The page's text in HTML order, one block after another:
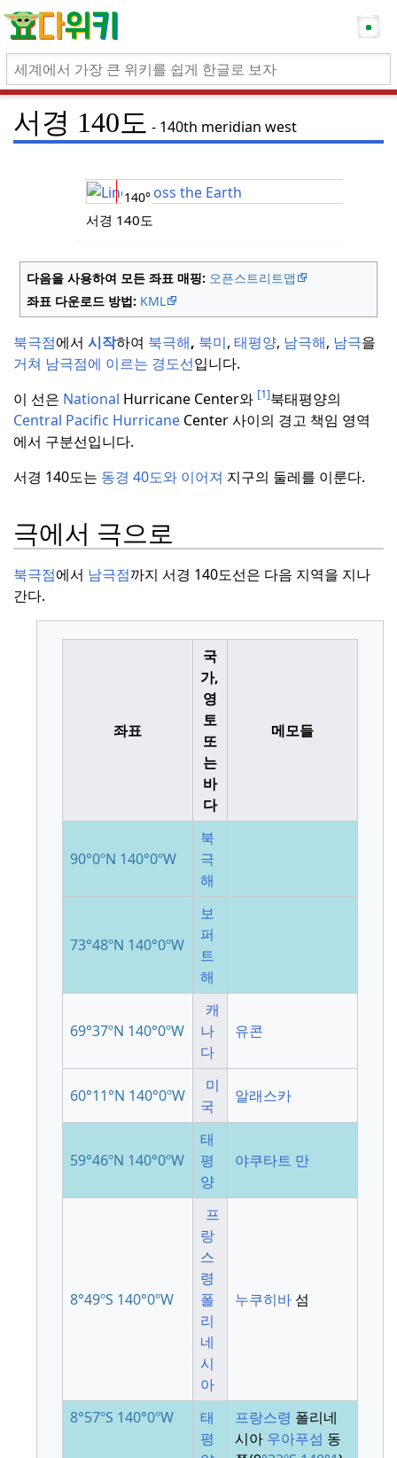
서경 140도 140th meridian west
140°
서경 140도
다음을 사용하여 모든 좌표 매핑: 오픈스트리트맵
좌표 다운로드 방법: KML
북극점에서 시작하여 북극해, 북미, 태평양, 남극해, 남극을
거쳐 남극점에 이르는 경도선입니다.
이 선은 National Hurricane Center와 [1]북태평양의
Central Pacific Hurricane Center 사이의 경고 책임 영역
에서 구분선입니다.
서경 140도는 동경 40도와 이어져 지구의 둘레를 이룬다.
극에서 극으로
북극점에서 남극점까지 서경 140도선은 다음 지역을 지나
간다.
좌표
국
가,
영
토
또
는
바
다
메모들
90°0ºN 140°0ºW
북
극
해
73°48ºN 140°0ºW
보
퍼
트
해
69°37ºN 140°0ºW
캐
나
다
유콘
60°11°N 140°0ºW
미
국
알래스카
59°46ºN 140°0ºW
태
평
양
야쿠타트 만
8°49ºS 140°0ºW
프
랑
스
령
폴
리
네
시
아
누쿠히바섬
8°57ºS 140°0ºW
태
평
프랑스령 폴리네
시아 우아푸섬 동